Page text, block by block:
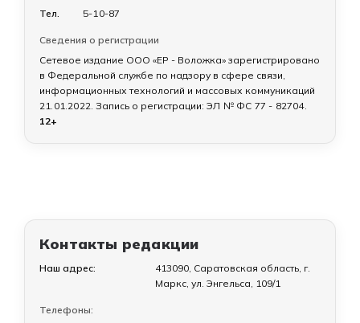
Тел.
5-10-87
Сведения о регистрации
Сетевое издание ООО «ЕР - Воложка» зарегистрировано
в Федеральной службе по надзору в сфере связи,
информационных технологий и массовых коммуникаций
21.01.2022. Запись о регистрации: ЭЛ № ФС 77 - 82704.
12+
Контакты редакции
Наш адрес:
413090, Саратовская область, г.
Маркс, ул. Энгельса, 109/1
Телефоны: